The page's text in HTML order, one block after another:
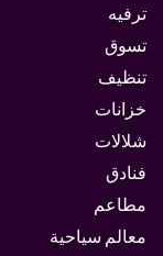
ترفيه
تسوق
تنظيف
خزانات
شلالات
فنادق
مطاعم
معالم سياحية